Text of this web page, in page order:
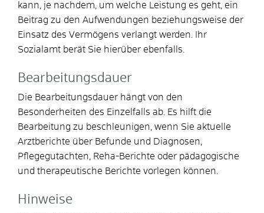
kann, je nachdem, um welche Leistung es geht, ein
Beitrag zu den Aufwendungen beziehungsweise der
Einsatz des Vermögens verlangt werden. Ihr
Sozialamt berät Sie hierüber ebenfalls.
Bearbeitungsdauer
Die Bearbeitungsdauer hängt von den
Besonderheiten des Einzelfalls ab. Es hilft die
Bearbeitung zu beschleunigen, wenn Sie aktuelle
Arztberichte über Befunde und Diagnosen,
Pflegegutachten, Reha-Berichte oder pädagogische
und therapeutische Berichte vorlegen können.
Hinweise